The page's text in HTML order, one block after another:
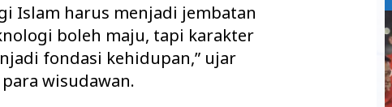
Islam harus menjadi jembatan
boleh maju, tapi karakter
fondasi kehidupan,” ujar
wisudawan.